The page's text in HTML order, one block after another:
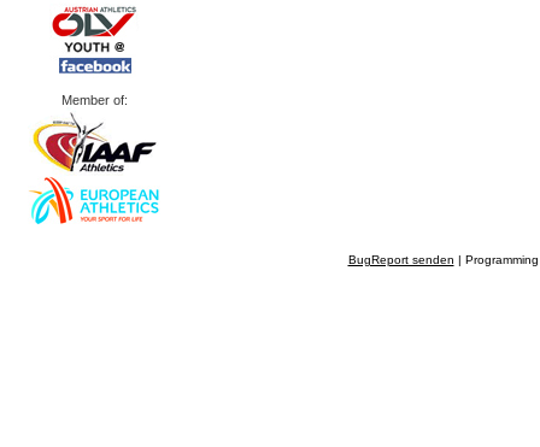
Member of:
BugReport senden |